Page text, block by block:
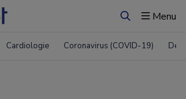
ZoekenMenu
Cardiologie Coronavirus (COVID-19)